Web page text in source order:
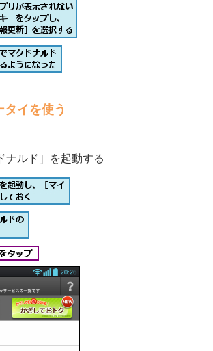
イを使う
ナルド］を起動する